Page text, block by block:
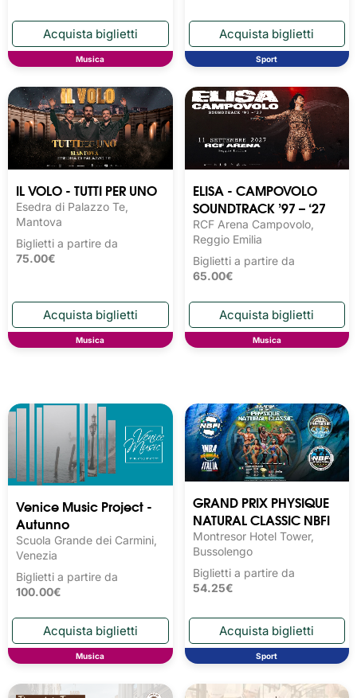
Musica Sport
IL VOLO - TUTTI PER UNO
Esedra di Palazzo Te,
Mantova
Biglietti a partire da
75.00€
Musica
ELISA - CAMPOVOLO
SOUNDTRACK ’97 – ‘27
RCF Arena Campovolo,
Reggio Emilia
Biglietti a partire da
65.00€
Musica
Venice Music Project -
Autunno
Scuola Grande dei Carmini,
Venezia
Biglietti a partire da
100.00€
Musica
GRAND PRIX PHYSIQUE
NATURAL CLASSIC NBFI
Montresor Hotel Tower,
Bussolengo
Biglietti a partire da
54.25€
Sport